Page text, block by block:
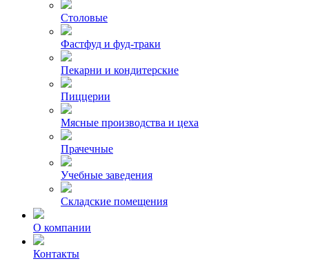
Столовые
Фастфуд и фуд-траки
Пекарни и кондитерские
Пиццерии
Мясные производства и цеха
Прачечные
Учебные заведения
Складские помещения
О компании
Контакты